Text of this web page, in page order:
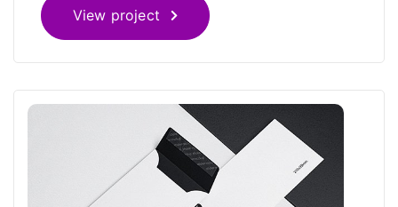
View project